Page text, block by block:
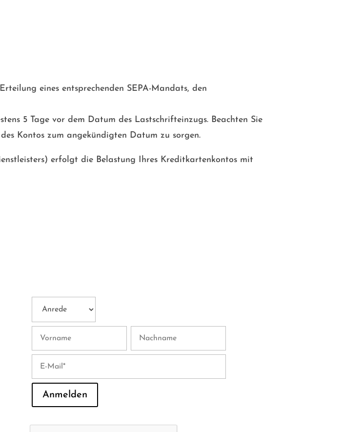
eines entsprechenden SEPA-Mandats, den
5 Tage vor dem Datum des Lastschrifteinzugs. Beachten Sie
Kontos zum angekündigten Datum zu sorgen.
erfolgt die Belastung Ihres Kreditkartenkontos mit
Anmelden